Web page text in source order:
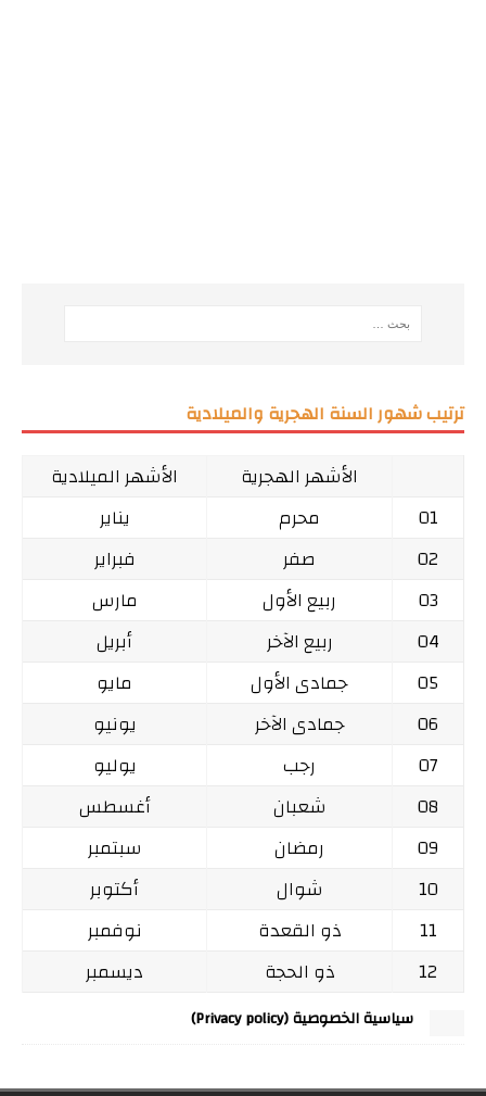
ترتيب شهور السنة الهجرية والميلادية
الأشهر الهجرية
الأشهر الميلادية
01
محرم
يناير
02
صفر
فبراير
03
ربيع الأول
مارس
04
ربيع الآخر
أبريل
05
جمادى الأول
مايو
06
جمادى الآخر
يونيو
07
رجب
يوليو
08
شعبان
أغسطس
09
رمضان
سبتمبر
10
شوال
أكتوبر
11
ذو القعدة
نوفمبر
12
ذو الحجة ديسمبر
سياسية الخصوصية (Privacy policy)